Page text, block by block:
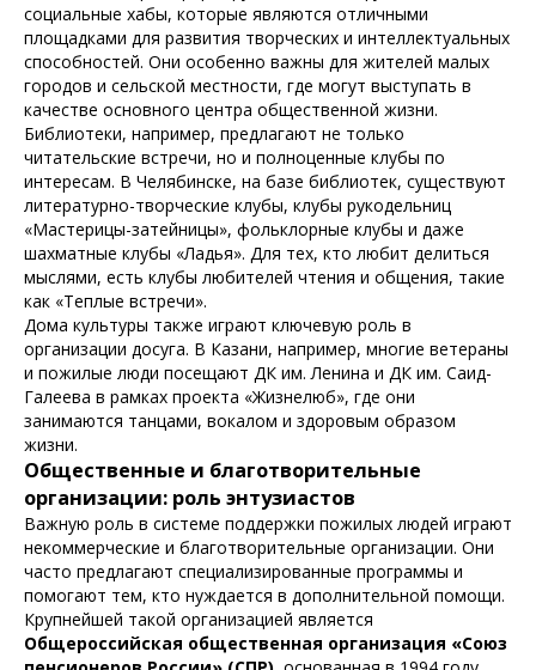
социальные хабы, которые являются отличными
площадками для развития творческих и интеллектуальных
способностей. Они особенно важны для жителей малых
городов и сельской местности, где могут выступать в
качестве основного центра общественной жизни.
Библиотеки, например, предлагают не только
читательские встречи, но и полноценные клубы по
интересам. В Челябинске, на базе библиотек, существуют
литературно-творческие клубы, клубы рукодельниц
«Мастерицы-затейницы», фольклорные клубы и даже
шахматные клубы «Ладья». Для тех, кто любит делиться
мыслями, есть клубы любителей чтения и общения, такие
как «Теплые встречи».
Дома культуры также играют ключевую роль в
организации досуга. В Казани, например, многие ветераны
и пожилые люди посещают ДК им. Ленина и ДК им. Саид-
Галеева в рамках проекта «Жизнелюб», где они
занимаются танцами, вокалом и здоровым образом
жизни.
Общественные и благотворительные
организации: роль энтузиастов
Важную роль в системе поддержки пожилых людей играют
некоммерческие и благотворительные организации. Они
часто предлагают специализированные программы и
помогают тем, кто нуждается в дополнительной помощи.
Крупнейшей такой организацией является
Общероссийская общественная организация «Союз